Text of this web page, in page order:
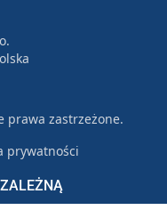
prawa zastrzeżone.
prywatności